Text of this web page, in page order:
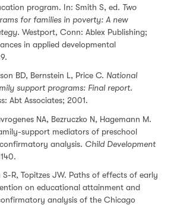
program. In: Smith S, ed. Two
for families in poverty: A new
. Westport, Conn: Ablex Publishing;
in applied developmental
BD, Bernstein L, Price C. National
support programs: Final report.
Abt Associates; 2001.
NA, Bezruczko N, Hagemann M.
support mediators of preschool
analysis. Child Development
S-R, Topitzes JW. Paths of effects of early
on educational attainment and
analysis of the Chicago